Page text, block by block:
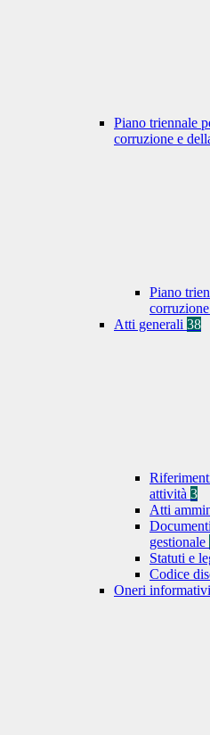
Piano triennale
corruzione e
Piano
Atti generali 38
attività 3
Atti
gestionale
Statuti e
Codice
Oneri